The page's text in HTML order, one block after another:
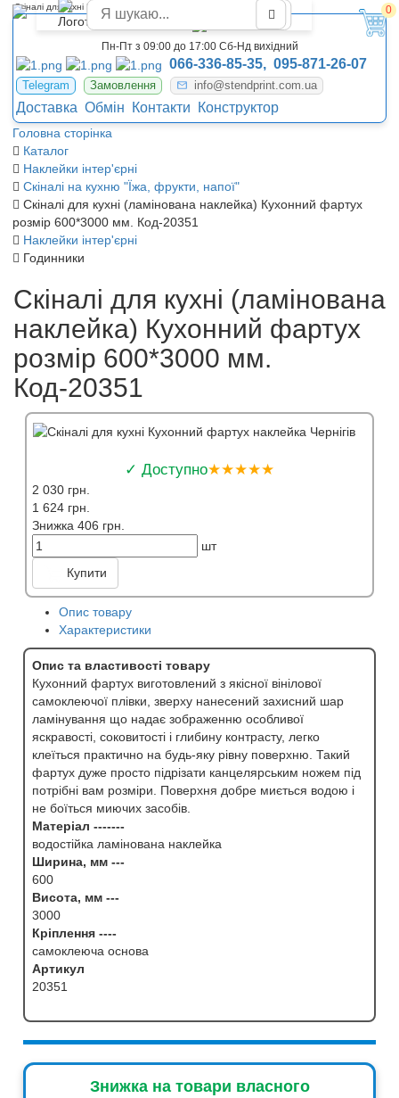
0
Пн-Пт з 09:00 до 17:00 Сб-Нд вихідний
066-336-85-35, 095-871-26-07
Telegram Замовлення info@stendprint.com.ua
Доставка Обмін Контакти Конструктор
Головна сторінка
Каталог
Наклейки інтер'єрні
Скіналі на кухню "Їжа, фрукти, напої"
Скіналі для кухні (ламінована наклейка) Кухонний фартух
розмір 600*3000 мм. Код-20351
Наклейки інтер'єрні
Годинники
Скіналі для кухні Кухонний фартух наклейка Чернігів
Скіналі для кухні (ламінована
наклейка) Кухонний фартух
розмір 600*3000 мм.
Код-20351
✓ Доступно★★★★★
2 030 грн.
1 624 грн.
Знижка 406 грн.
шт
Купити
Опис товару
Характеристики
Опис та властивості товару
Кухонний фартух виготовлений з якісної вінілової
самоклеючої плівки, зверху нанесений захисний шар
ламінування що надає зображенню особливої
яскравості, соковитості і глибину контрасту, легко
клеїться практично на будь-яку рівну поверхню. Такий
фартух дуже просто підрізати канцелярським ножем під
потрібні вам розміри. Поверхня добре миється водою і
не боїться миючих засобів.
Матеріал -------
водостійка ламінована наклейка
Ширина, мм ---
600
Висота, мм ---
3000
Кріплення ----
самоклеюча основа
Артикул
20351
Знижка на товари власного